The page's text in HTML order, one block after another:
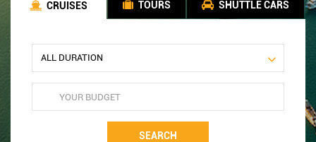
CRUISES TOURS SHUTTLE CARS
SEARCH